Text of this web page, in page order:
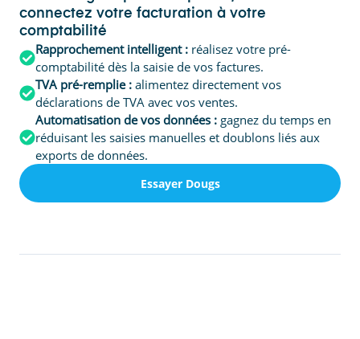
connectez votre facturation à votre
comptabilité
Rapprochement intelligent : réalisez votre pré-
comptabilité dès la saisie de vos factures.
TVA pré-remplie : alimentez directement vos
déclarations de TVA avec vos ventes.
Automatisation de vos données : gagnez du temps en
réduisant les saisies manuelles et doublons liés aux
exports de données.
Essayer Dougs